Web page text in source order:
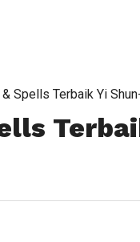
Spells Terbaik Yi